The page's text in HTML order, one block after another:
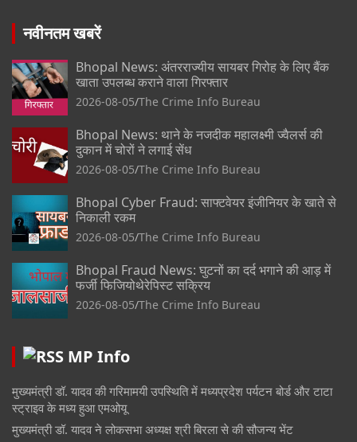
नवीनतम खबरें
Bhopal News: अंतरराज्यीय सायबर गिरोह के लिए बैंक
खाता उपलब्ध कराने वाला गिरफ्तार
2026-08-05 The Crime Info Bureau
Bhopal News: थाने के नजदीक महालक्ष्मी ज्वैलर्स की
दुकान में चोरों ने लगाई सेंध
2026-08-05 The Crime Info Bureau
Bhopal Cyber Fraud: साफ्टवेयर इंजीनियर के खाते से
निकाली रकम
2026-08-05 The Crime Info Bureau
Bhopal Fraud News: घुटनों का दर्द भगाने की आड़ में
फर्जी फिजियोथेरेपिस्ट सक्रिय
2026-08-05 The Crime Info Bureau
MP Info
मुख्यमंत्री डॉ. यादव की गरिमामयी उपस्थिति में मध्यप्रदेश पर्यटन बोर्ड और टाटा
स्ट्राइव के मध्य हुआ एमओयू
मुख्यमंत्री डॉ. यादव ने लोकसभा अध्यक्ष श्री बिरला से की सौजन्य भेंट